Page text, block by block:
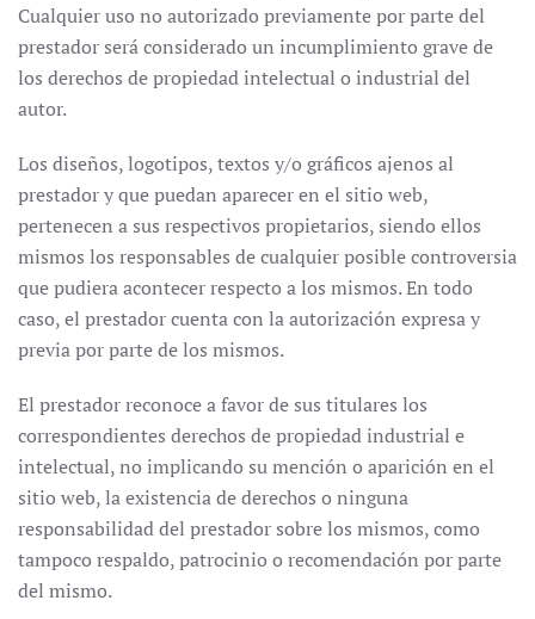
Cualquier uso no autorizado previamente por parte del
prestador será considerado un incumplimiento grave de
los derechos de propiedad intelectual o industrial del
autor.
Los diseños, logotipos, textos y/o gráficos ajenos al
prestador y que puedan aparecer en el sitio web,
pertenecen a sus respectivos propietarios, siendo ellos
mismos los responsables de cualquier posible controversia
que pudiera acontecer respecto a los mismos. En todo
caso, el prestador cuenta con la autorización expresa y
previa por parte de los mismos.
El prestador reconoce a favor de sus titulares los
correspondientes derechos de propiedad industrial e
intelectual, no implicando su mención o aparición en el
sitio web, la existencia de derechos o ninguna
responsabilidad del prestador sobre los mismos, como
tampoco respaldo, patrocinio o recomendación por parte
del mismo.